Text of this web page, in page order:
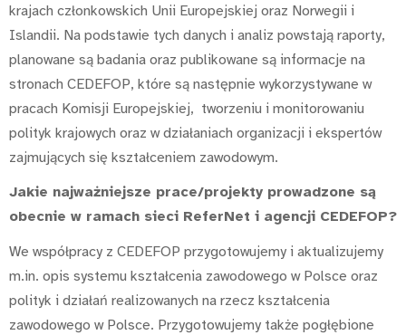
krajach członkowskich Unii Europejskiej oraz Norwegii i
Islandii. Na podstawie tych danych i analiz powstają raporty,
planowane są badania oraz publikowane są informacje na
stronach CEDEFOP, które są następnie wykorzystywane w
pracach Komisji Europejskiej, tworzeniu i monitorowaniu
polityk krajowych oraz w działaniach organizacji i ekspertów
zajmujących się kształceniem zawodowym.
Jakie najważniejsze prace/projekty prowadzone są
obecnie w ramach sieci ReferNet i agencji CEDEFOP?
We współpracy z CEDEFOP przygotowujemy i aktualizujemy
m.in. opis systemu kształcenia zawodowego w Polsce oraz
polityk i działań realizowanych na rzecz kształcenia
zawodowego w Polsce. Przygotowujemy także pogłębione